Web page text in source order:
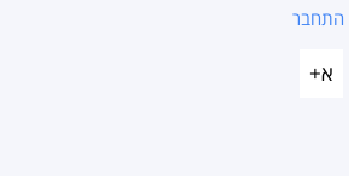
התחבר
א+